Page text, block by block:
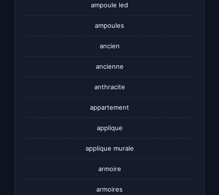
ampoule led
ampoules
ancien
ancienne
anthracite
appartement
applique
applique murale
armoire
armoires